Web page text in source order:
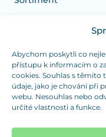
Abychom poskytli co
přístupu k informacím o
cookies. Souhlas s
údaje, jako je chování při
webu. Nesouhlas nebo
určité vlastnosti a funkce.
Potřebujete
Jsme tu pro vás
a Pátek od 7:30 -
(platba pouze v